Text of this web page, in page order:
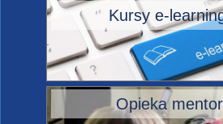
Kursy e-
Opieka